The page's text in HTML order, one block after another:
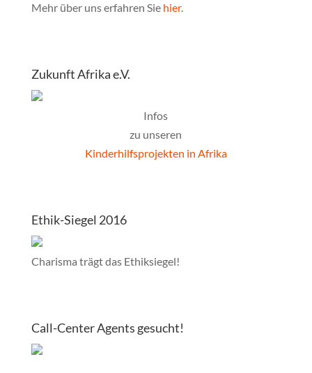
Mehr über uns erfahren Sie hier.
Zukunft Afrika e.V.
Infos
zu unseren
Kinderhilfsprojekten in Afrika
Ethik-Siegel 2016
Charisma trägt das Ethiksiegel!
Call-Center Agents gesucht!